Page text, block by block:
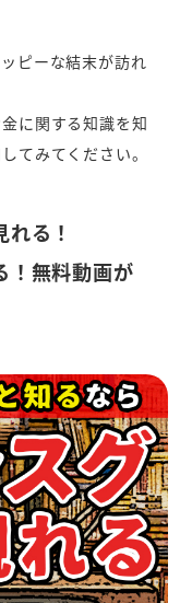
ピーな結末が訪れ
に関する知識を知
てみてください。
る！
！無料動画が